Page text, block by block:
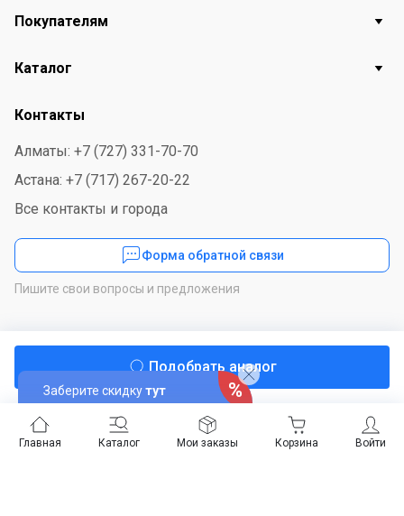
Главная Каталог Войти
Мои заказы Корзина
Подобрать аналог
Заберите скидкутут
Покупателям
Каталог
Контакты
Алматы: +7 (727) 331-70-70
Астана: +7 (717) 267-20-22
Все контакты и города
Форма обратной связи
Пишите свои вопросы и предложения
Скачайте приложение